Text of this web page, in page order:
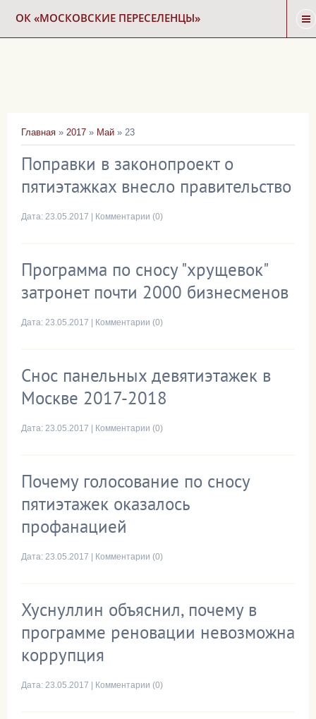
ОК «МОСКОВСКИЕ ПЕРЕСЕЛЕНЦЫ»
КАРТА СНОСА
ФОРУМ
Главная » 2017 » Май » 23
Поправки в законопроект о
пятиэтажках внесло правительство
Дата: 23.05.2017 Комментарии (0)
Программа по сносу "хрущевок"
затронет почти 2000 бизнесменов
Дата: 23.05.2017 Комментарии (0)
Снос панельных девятиэтажек в
Москве 2017-2018
Дата: 23.05.2017 Комментарии (0)
Почему голосование по сносу
пятиэтажек оказалось
профанацией
Дата: 23.05.2017 Комментарии (0)
Хуснуллин объяснил, почему в
программе реновации невозможна
коррупция
Дата: 23.05.2017 Комментарии (0)